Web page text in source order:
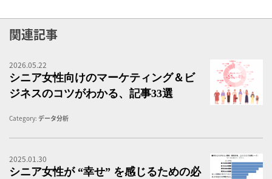
関連記事
2026.05.22
シニア女性向けのマーケティング＆ビ
ジネスのコツがわかる、記事33選
Category: データ分析
2025.01.30
シニア女性が “幸せ” を感じるための必